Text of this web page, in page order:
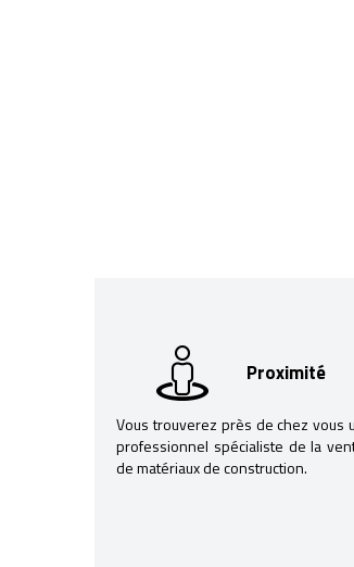
Proximité
Vous trouverez près de chez vous
professionnel spécialiste de la
de matériaux de construction.